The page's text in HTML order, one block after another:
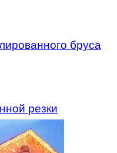
бруса
резки